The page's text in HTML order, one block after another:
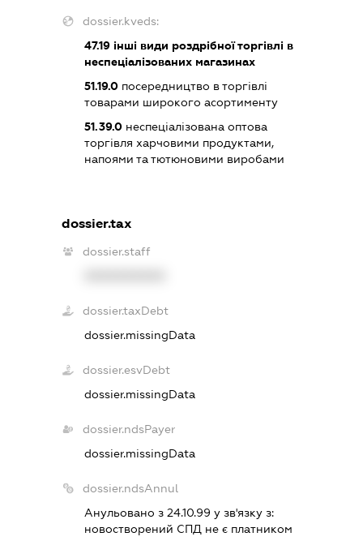
dossier.kveds:
47.19 інші види роздрібної торгівлі в
неспеціалізованих магазинах
51.19.0 посередництво в торгівлі
товарами широкого асортименту
51.39.0 неспеціалізована оптова
торгівля харчовими продуктами,
напоями та тютюновими виробами
dossier.tax
dossier.staff
dossier.taxDebt
dossier.missingData
dossier.esvDebt
dossier.missingData
dossier.ndsPayer
dossier.missingData
dossier.ndsAnnul
Анульовано з 24.10.99 у зв'язку з:
новостворений СПД не є платником